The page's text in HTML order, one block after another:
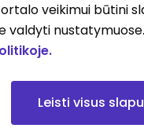
domina?
veikimui būtini
valdyti
Leisti visus